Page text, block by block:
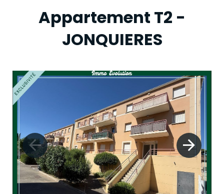
Appartement T2 -
JONQUIERES